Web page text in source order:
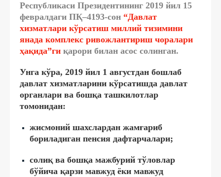
Республикаси Президентининг 2019 йил 15
февралдаги ПҚ–4193-сон “Давлат
хизматлари кўрсатиш миллий тизимини
янада комплекс ривожлантириш чоралари
ҳақида”ги қарори билан асос солинган.
Унга кўра, 2019 йил 1 августдан бошлаб
давлат хизматларини кўрсатишда давлат
органлари ва бошқа ташкилотлар
томонидан:
жисмоний шахслардан жамғариб
бориладиган пенсия дафтарчалари;
солиқ ва бошқа мажбурий тўловлар
бўйича қарзи мавжуд ёки мавжуд